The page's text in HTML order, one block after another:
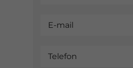
E-mail
Telefon